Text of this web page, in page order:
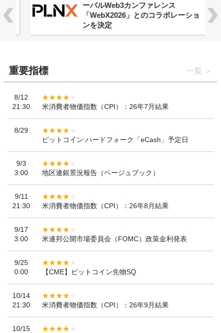
ーバルWeb3カンファレンス
「WebX2026」とのコラボレーショ
ンを決定
重要指標 一覧
8/12
21:30
米消費者物価指数（CPI）：26年7月結果
8/29
ビットコイン:ハードフォーク「eCash」予定日
9/3
3:00
地区連銀景況報告（ベージュブック）
9/11
21:30
米消費者物価指数（CPI）：26年8月結果
9/17
3:00
米連邦公開市場委員会（FOMC）政策金利発表
9/25
0:00
【CME】ビットコイン先物SQ
10/14
21:30
米消費者物価指数（CPI）：26年9月結果
10/15